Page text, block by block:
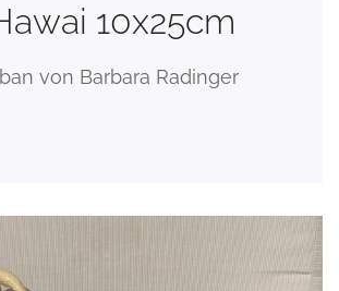
10x25cm
von Barbara Radinger